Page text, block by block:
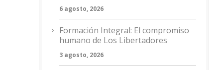
6 agosto, 2026
Formación Integral: El compromiso
humano de Los Libertadores
3 agosto, 2026